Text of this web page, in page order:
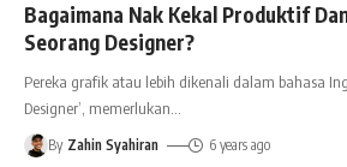
Bagaimana Nak Kekal Produktif
Seorang Designer?
Pereka grafik atau lebih dikenali dalam bahasa
Designer’, memerlukan
By Zahin Syahiran 6 years ago